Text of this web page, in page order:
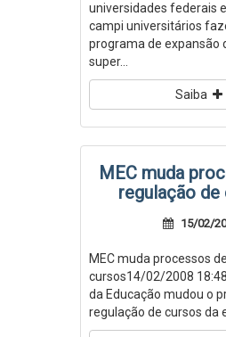
universidades federais
campi universitários
programa de expansão
super...
Saiba
MEC muda
regulação
15/02/
MEC muda processos
cursos14/02/2008
da Educação mudou o
regulação de cursos da